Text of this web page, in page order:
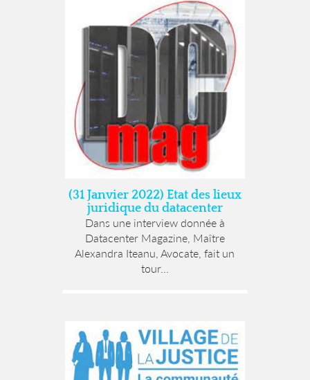
(31 Janvier 2022) Etat des lieux
juridique du datacenter
Dans une interview donnée à
Datacenter Magazine, Maître
Alexandra Iteanu, Avocate, fait un
tour...